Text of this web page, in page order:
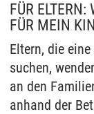
FÜR
FÜR MEIN
Eltern, die
suchen,
an den
anhand der